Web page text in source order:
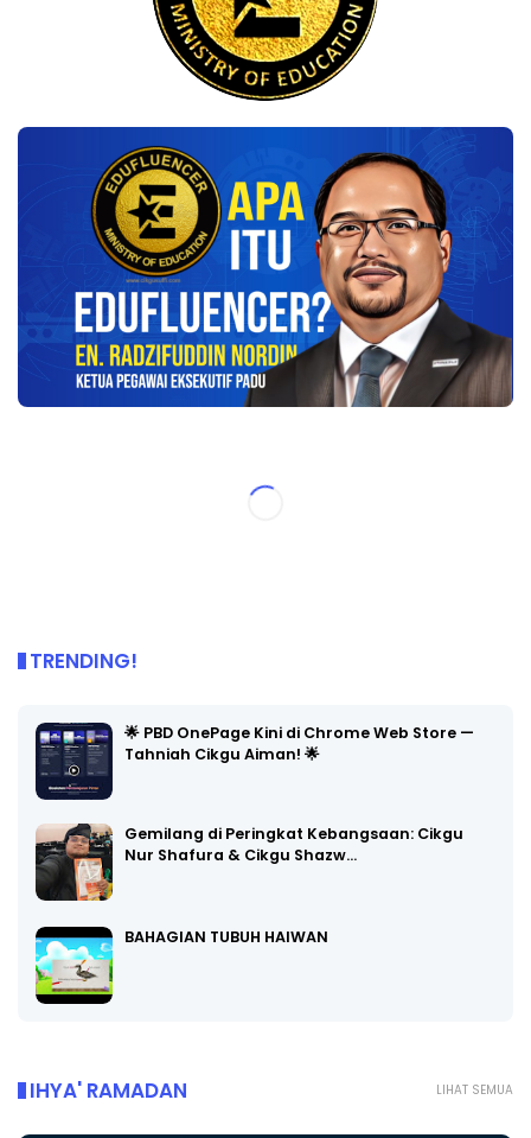
TRENDING!
🌟 PBD OnePage Kini di Chrome Web Store —
Tahniah Cikgu Aiman! 🌟
Gemilang di Peringkat Kebangsaan: Cikgu
Nur Shafura & Cikgu Shazw…
BAHAGIAN TUBUH HAIWAN
LIHAT SEMUA
IHYA' RAMADAN